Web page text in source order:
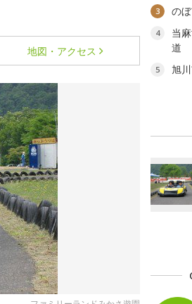
地図・アクセス
3 の
4
当
道
5
旭